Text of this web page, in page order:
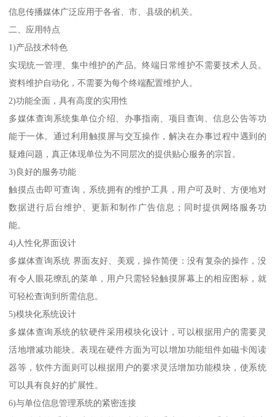
信息传播媒体广泛应用于各省、市、县级的机关。
二、应用特点
1)产品技术特色
实现统一管理、集中维护的产品。终端日常维护不需要技术人员。
资料维护自动化，不需要为每个终端配置维护人。
2)功能全面，具有高度的实用性
多媒体查询系统集单位介绍、办事指南、项目查询、信息公告等功
能于一体。通过利用触摸屏与交互操作，解决在办事过程中遇到的
疑难问题，真正体现单位为不同层次的提供贴心服务的宗旨。
3)良好的服务功能
触摸点击即可查询，系统拥有的维护工具，用户可及时、方便地对
数据进行后台维护、更新和制作广告信息；同时提供网络服务功
能。
4)人性化界面设计
多媒体查询系统 界面友好、美观，操作简便：没有复杂的操作，没
有令人眼花缭乱的菜单，用户只需轻轻触摸屏幕上的相应图标，就
可轻松查询到所需信息。
5)模块化系统设计
多媒体查询系统的软硬件采用模块化设计，可以根据用户的需要灵
活地增减功能块。表现在硬件方面为可以增加功能组件如磁卡阅读
器等，软件方面则可以根据用户的要求灵活增加功能模块，使系统
可以具有良好的扩展性。
6)与单位信息管理系统的紧密连接